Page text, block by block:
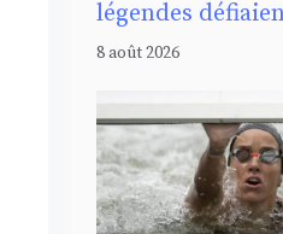
légendes
8 août 2026